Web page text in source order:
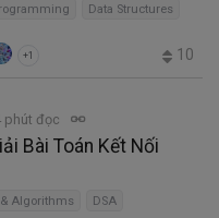
Data Structures
+1 10
phút đọc
Bài Toán Kết Nối
Algorithms
DSA